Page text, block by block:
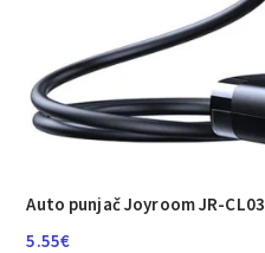
Auto punjač Joyroom JR-CL03
5.55€